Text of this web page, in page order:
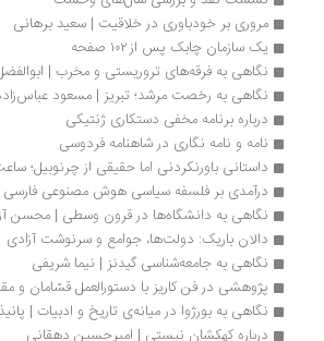
مروری بر خودباوری در خلاقیت | سعید برهانی
یک سازمان چابک پس از ۱۰۲ صفحه
نگاهی به فرقه‌های تروریستی و مخرب | ابوالفضل نجیب
نگاهی به رخصت مرشد؛ تبریز | مسعود عباس‌زاده
درباره برنامه مخفی دستکاری ژنتیکی
نامه و نامه نگاری در شاهنامه فردوسی
داستانی باورنکردنی اما حقیقی از چرنوبیل؛ ساعت ۰۱:۲۳:۴۰
درآمدی بر فلسفه سیاسی هوش مصنوعی فارسی شد
نگاهی به دانشگاه‌ها در قرون وسطی | محسن آزموده
دالان باریک: دولت‌ها، جوامع و سرنوشت آزادی
نگاهی به جامعه‌شناسی گیدنز | نیما شریفی
پژوهشی در فن کاریز با دستورالعمل قسّامان و مقنّیان
نگاهی به بورژوا در میانه‌ی تاریخ و ادبیات | پانیذ تهرانی
درباره کهکشان نیستی | امیرحسین دهقانی